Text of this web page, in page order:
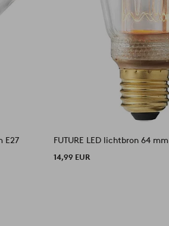
E27 FUTURE LED lichtbron 64 mm
14,99 EUR